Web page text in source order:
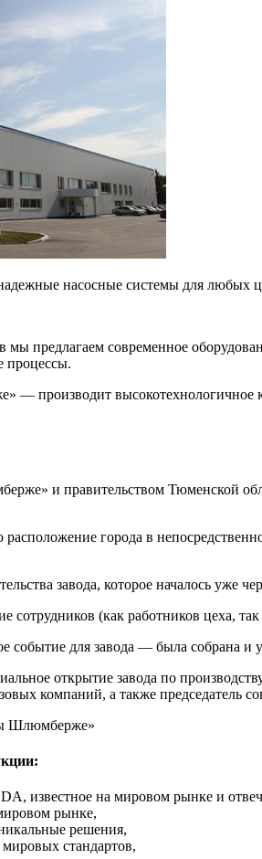
насосные системы для любых
мы предлагаем современное
процессы.
производит высокотехнологичное
и правительством Тюменской
города в
завода, которое началось уже
сотрудников (как работников цеха,
событие для завода — была собрана
открытие завода по
компаний, а также председатель
Шлюмберже»
известное на мировом рынке и
рынке,
решения,
мировых стандартов,